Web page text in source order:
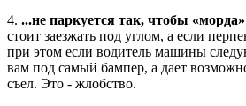
4. ...не паркуется так, чтобы
стоит заезжать под углом, а если
при этом если водитель машины
вам под самый бампер, а дает
съел. Это - жлобство.